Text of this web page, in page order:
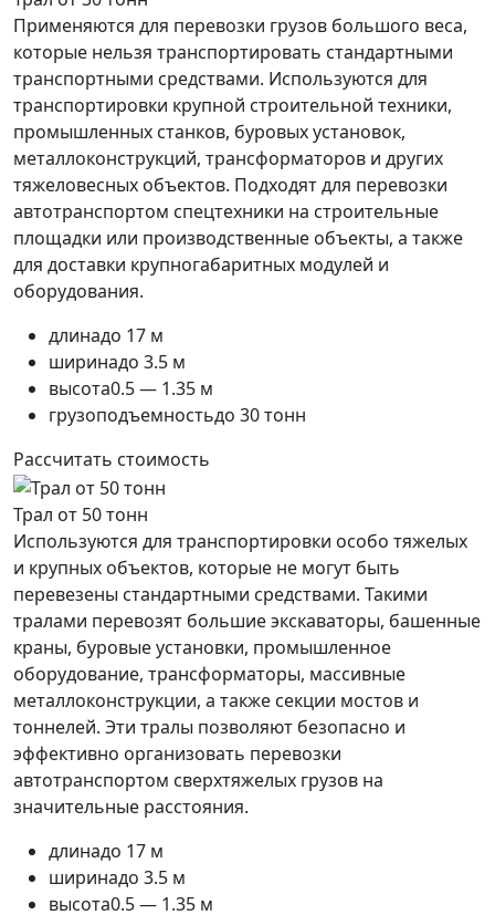
Применяются для перевозки грузов большого веса,
которые нельзя транспортировать стандартными
транспортными средствами. Используются для
транспортировки крупной строительной техники,
промышленных станков, буровых установок,
металлоконструкций, трансформаторов и других
тяжеловесных объектов. Подходят для перевозки
автотранспортом спецтехники на строительные
площадки или производственные объекты, а также
для доставки крупногабаритных модулей и
оборудования.
длинадо 17 м
ширинадо 3.5 м
высота0.5 — 1.35 м
грузоподъемностьдо 30 тонн
Рассчитать стоимость
Трал от 50 тонн
Используются для транспортировки особо тяжелых
и крупных объектов, которые не могут быть
перевезены стандартными средствами. Такими
тралами перевозят большие экскаваторы, башенные
краны, буровые установки, промышленное
оборудование, трансформаторы, массивные
металлоконструкции, а также секции мостов и
тоннелей. Эти тралы позволяют безопасно и
эффективно организовать перевозки
автотранспортом сверхтяжелых грузов на
значительные расстояния.
длинадо 17 м
ширинадо 3.5 м
высота0.5 — 1.35 м